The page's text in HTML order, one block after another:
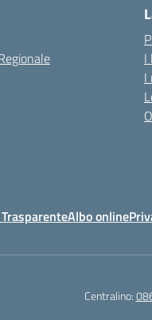
I
I
Albo online
Centralino: